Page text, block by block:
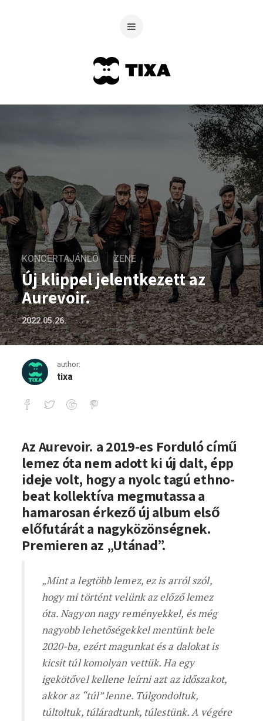
KONCERTAJÁNLÓ ZENE
Új klippel jelentkezett az
Aurevoir.
2022.05.26.
author:
tixa
Új klippel jelentkezett az Aurevoir.
Az Aurevoir. a 2019-es Forduló című
lemez óta nem adott ki új dalt, épp
ideje volt, hogy a nyolc tagú ethno-
beat kollektíva megmutassa a
hamarosan érkező új album első
előfutárát a nagyközönségnek.
Premieren az „Utánad”.
„Mint a legtöbb lemez, ez is arról szól,
hogy mi történt velünk az előző lemez
óta. Nagyon nagy reményekkel, és még
nagyobb lehetőségekkel mentünk bele
2020-ba, ezért magunkat és a dalokat is
kicsit túl komolyan vettük. Ha egy
igekötővel kellene leírni azt az időszakot,
akkor az “túl” lenne. Túlgondoltuk,
túltoltuk, túláradtunk, túlestünk. A végére